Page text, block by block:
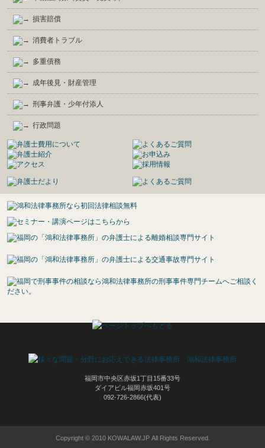
損害賠償
消費者トラブル
多重債務
成年後見・財産管理
刑事弁護・少年付添人
行政問題
福岡市中央区赤坂1丁目15番33号
ダイアビル福岡赤坂401号
092-726-2866(代表)
Copyright © 2010 KOWALAW.JP All Rights Reserved.